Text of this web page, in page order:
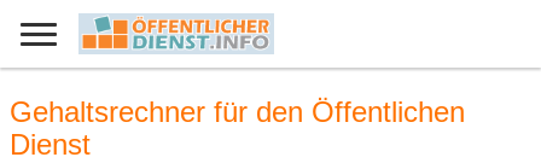
Gehaltsrechner für den Öffentlichen
Dienst